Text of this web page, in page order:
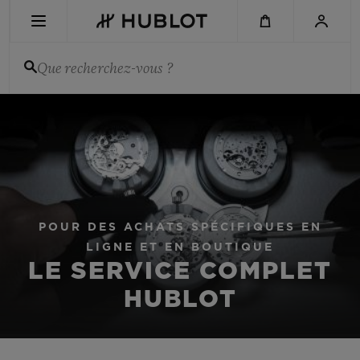
Que recherchez-vous ?
POUR DES ACHATS SPÉCIFIQUES EN
LIGNE ET EN BOUTIQUE
LE SERVICE COMPLET
HUBLOT
Aucune recherche récente
NOUVEAUTÉS